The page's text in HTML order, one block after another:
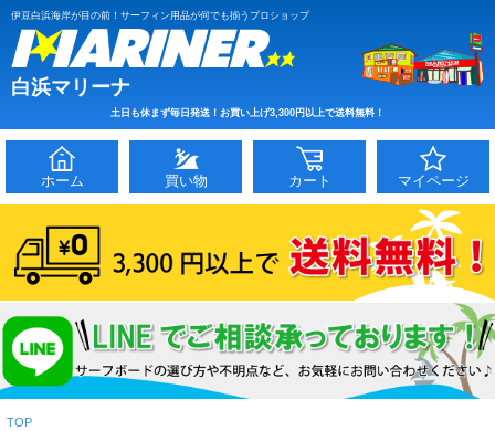
伊豆白浜海岸が目の前！サーフィン用品が何でも揃うプロショップ
白浜マリーナ
土日も休まず毎日発送！お買い上げ3,300円以上で送料無料！
ホーム 買い物 カート マイページ
TOP